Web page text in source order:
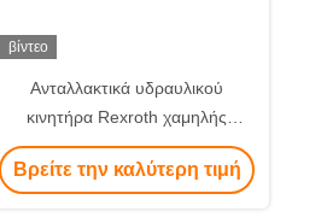
βίντεο
Ανταλλακτικά υδραυλικού
κινητήρα Rexroth χαμηλής
ταχύτητας και υψηλής ροπής για
μηχανήματα έργων, απόδοση και
Βρείτε την καλύτερη τιμή